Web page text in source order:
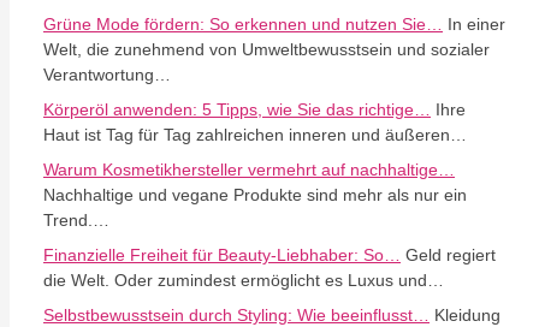
Grüne Mode fördern: So erkennen und nutzen Sie…
In einer
Welt, die zunehmend von Umweltbewusstsein und sozialer
Verantwortung…
Körperöl anwenden: 5 Tipps, wie Sie das richtige…
Ihre
Haut ist Tag für Tag zahlreichen inneren und äußeren…
Warum Kosmetikhersteller vermehrt auf nachhaltige…
Nachhaltige und vegane Produkte sind mehr als nur ein
Trend.…
Finanzielle Freiheit für Beauty-Liebhaber: So…
Geld regiert
die Welt. Oder zumindest ermöglicht es Luxus und…
Selbstbewusstsein durch Styling: Wie beeinflusst…
Kleidung